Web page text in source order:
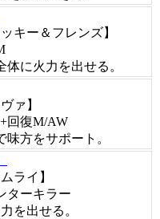
キー＆フレンズ】
に火力を出せる。
ァ】
回復M/AW
方をサポート。
ライ】
ターキラー
を出せる。